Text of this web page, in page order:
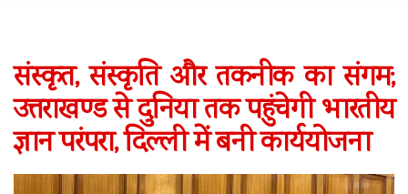
संस्कृत, संस्कृति और तकनीक का संगम;
उत्तराखण्ड से दुनिया तक पहुंचेगी भारतीय
ज्ञान परंपरा, दिल्ली में बनी कार्ययोजना